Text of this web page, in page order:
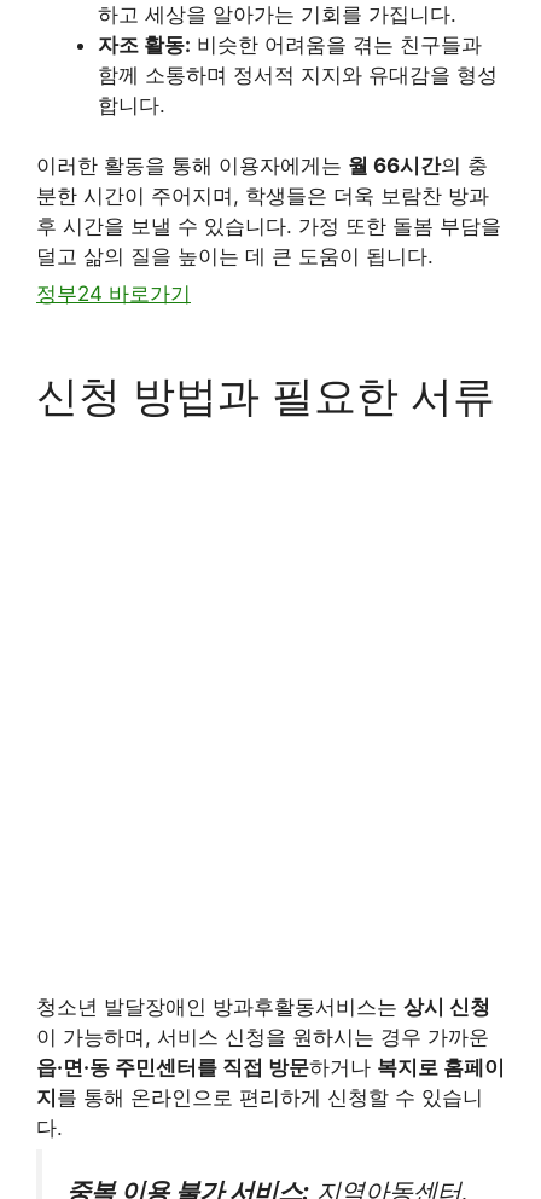
하고 세상을 알아가는 기회를 가집니다.
자조 활동: 비슷한 어려움을 겪는 친구들과
함께 소통하며 정서적 지지와 유대감을 형성
합니다.
이러한 활동을 통해 이용자에게는 월 66시간의 충
분한 시간이 주어지며, 학생들은 더욱 보람찬 방과
후 시간을 보낼 수 있습니다. 가정 또한 돌봄 부담을
덜고 삶의 질을 높이는 데 큰 도움이 됩니다.
정부24 바로가기
신청 방법과 필요한 서류
청소년 발달장애인 방과후활동서비스는 상시 신청
이 가능하며, 서비스 신청을 원하시는 경우 가까운
읍·면·동 주민센터를 직접 방문하거나 복지로 홈페이
지를 통해 온라인으로 편리하게 신청할 수 있습니
다.
중복 이용 불가 서비스: 지역아동센터,